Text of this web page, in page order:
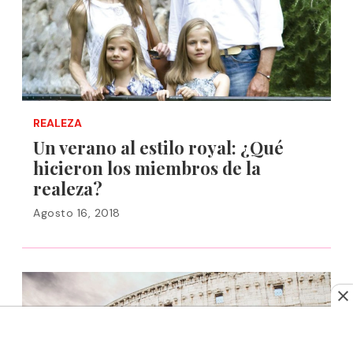
REALEZA
Un verano al estilo royal: ¿Qué
hicieron los miembros de la
realeza?
Agosto 16, 2018